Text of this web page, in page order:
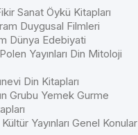
Sanat Öykü Kitapları
Duygusal Filmleri
Dünya Edebiyati
Yayınları Din Mitoloji
Din Kitapları
Grubu Yemek Gurme
Yayınları Genel Konular